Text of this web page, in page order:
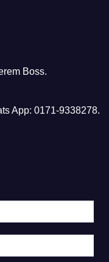
Boss.
App: 0171-9338278.